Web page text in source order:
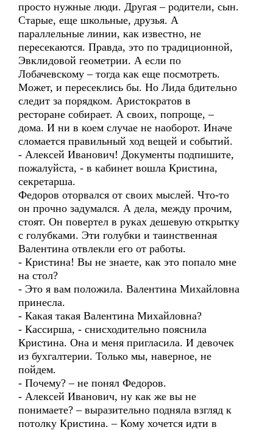
просто нужные люди. Другая – родители, сын.
Старые, еще школьные, друзья. А
параллельные линии, как известно, не
пересекаются. Правда, это по традиционной,
Эвклидовой геометрии. А если по
Лобачевскому – тогда как еще посмотреть.
Может, и пересеклись бы. Но Лида бдительно
следит за порядком. Аристократов в
ресторане собирает. А своих, попроще, –
дома. И ни в коем случае не наоборот. Иначе
сломается правильный ход вещей и событий.
- Алексей Иванович! Документы подпишите,
пожалуйста, - в кабинет вошла Кристина,
секретарша.
Федоров оторвался от своих мыслей. Что-то
он прочно задумался. А дела, между прочим,
стоят. Он повертел в руках дешевую открытку
с голубками. Эти голубки и таинственная
Валентина отвлекли его от работы.
- Кристина! Вы не знаете, как это попало мне
на стол?
- Это я вам положила. Валентина Михайловна
принесла.
- Какая такая Валентина Михайловна?
- Кассирша, - снисходительно пояснила
Кристина. Она и меня пригласила. И девочек
из бухгалтерии. Только мы, наверное, не
пойдем.
- Почему? – не понял Федоров.
- Алексей Иванович, ну как же вы не
понимаете? – выразительно подняла взгляд к
потолку Кристина. – Кому хочется идти в